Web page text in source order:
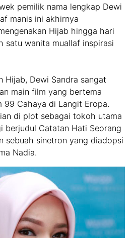
pemilik nama lengkap Dewi
manis ini akhirnya
Hijab hingga hari
satu wanita muallaf inspirasi
Hijab, Dewi Sandra sangat
main film yang bertema
99 Cahaya di Langit Eropa.
di plot sebagai tokoh utama
berjudul Catatan Hati Seorang
sebuah sinetron yang diadopsi
Nadia.